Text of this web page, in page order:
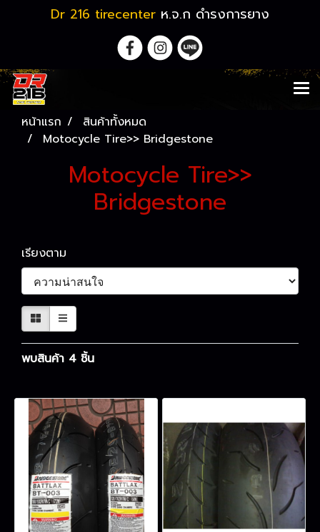
Dr 216 tirecenter ห.จ.ก ดำรงการยาง
หน้าแรก
สินค้าทั้งหมด
Motocycle Tire>> Bridgestone
Motocycle Tire>>
Bridgestone
เรียงตาม
พบสินค้า 4 ชิ้น